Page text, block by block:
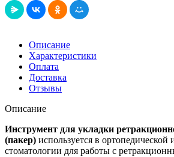
Описание
Характеристики
Оплата
Доставка
Отзывы
Описание
Инструмент для укладки
(пакер) используется в ортопедической
стоматологии для работы с